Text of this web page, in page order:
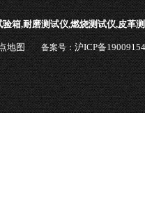
验箱,耐磨测试仪,燃烧测试仪,皮革
地图 备案号：沪ICP备